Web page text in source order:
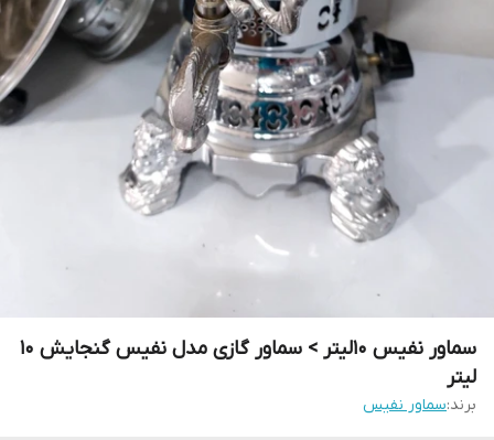
سماور نفیس 10لیتر > سماور گازی مدل نفیس گنجایش 10
لیتر
برند:سماور نفیس